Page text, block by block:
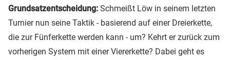
Grundsatzentscheidung: Schmeißt Löw in seinem letzten
Turnier nun seine Taktik - basierend auf einer Dreierkette,
die zur Fünferkette werden kann - um? Kehrt er zurück zum
vorherigen System mit einer Viererkette? Dabei geht es